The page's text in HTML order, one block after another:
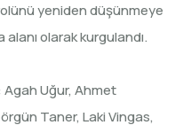
yeniden düşünmeye
olarak kurgulandı.
Agah Uğur, Ahmet
Taner, Laki Vingas,